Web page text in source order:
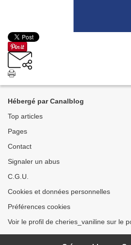
Hébergé par Canalblog
Top articles
Pages
Contact
Signaler un abus
C.G.U.
Cookies et données personnelles
Préférences cookies
Voir le profil de cheries_vaniline sur le